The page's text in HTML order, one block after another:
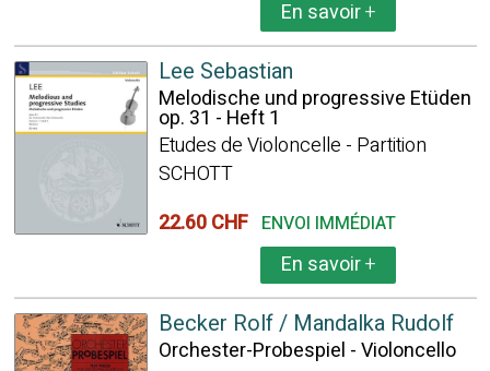
En savoir+
Lee Sebastian
Melodische und progressive Etüden
op. 31 - Heft 1
Etudes de Violoncelle - Partition
SCHOTT
22.60 CHF ENVOI IMMÉDIAT
En savoir+
Becker Rolf / Mandalka Rudolf
Orchester-Probespiel - Violoncello